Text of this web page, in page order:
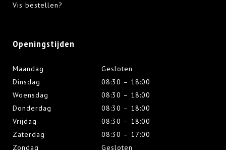
Vis bestellen?
Openingstijden
Maandag
Gesloten
Dinsdag
08:30 – 18:00
Woensdag
08:30 – 18:00
Donderdag
08:30 – 18:00
Vrijdag
08:30 – 18:00
Zaterdag
08:30 – 17:00
Zondag
Gesloten